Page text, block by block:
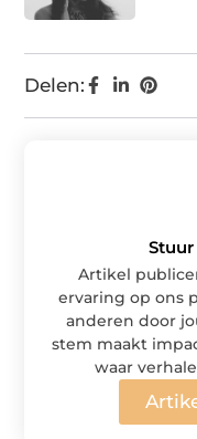
Delen:
Artikel
ervaring op ons
anderen door
stem maakt
waar